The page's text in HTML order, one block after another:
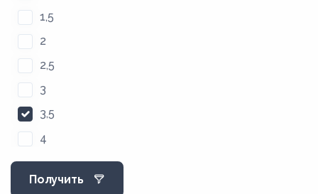
1,5
2
2,5
3
3,5
4
4,5
5
Получить